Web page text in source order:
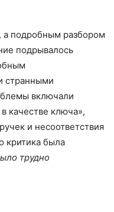
подробным разбором
подрывалось
странными
включали
качестве ключа»,
и несоответствия
критика была
трудно